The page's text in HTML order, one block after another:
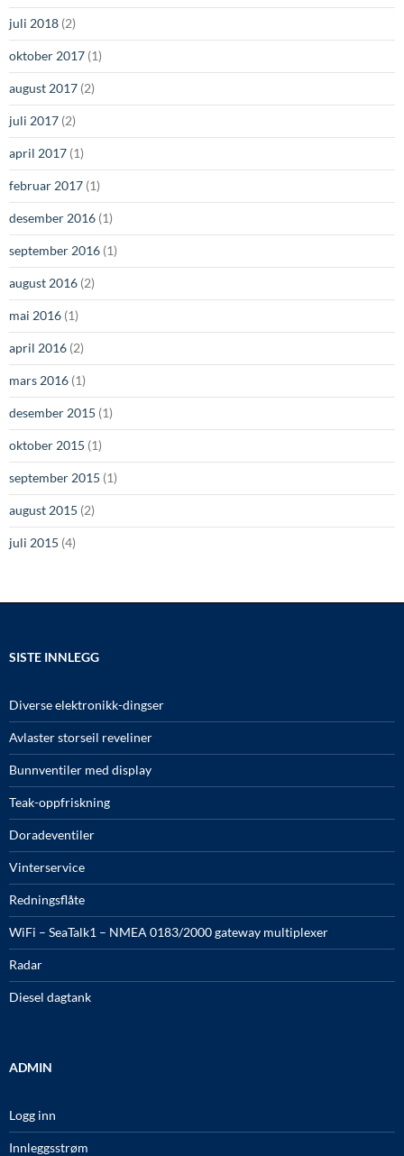
juli 2018 (2)
oktober 2017 (1)
august 2017 (2)
juli 2017 (2)
april 2017 (1)
februar 2017 (1)
desember 2016 (1)
september 2016 (1)
august 2016 (2)
mai 2016 (1)
april 2016 (2)
mars 2016 (1)
desember 2015 (1)
oktober 2015 (1)
september 2015 (1)
august 2015 (2)
juli 2015 (4)
SISTE INNLEGG
Diverse elektronikk-dingser
Avlaster storseil reveliner
Bunnventiler med display
Teak-oppfriskning
Doradeventiler
Vinterservice
Redningsflåte
WiFi – SeaTalk1 – NMEA 0183/2000 gateway multiplexer
Radar
Diesel dagtank
ADMIN
Logg inn
Innleggsstrøm